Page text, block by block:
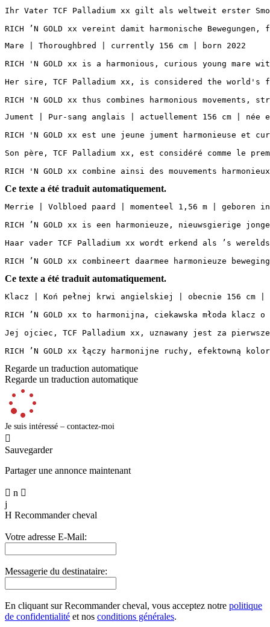
Ihr Vater TCF Palladium xx gilt als weltweit erster
RICH ’N GOLD xx vereint damit harmonische
Mare | Thoroughbred | currently 156 cm | born 2022
RICH 'N GOLD xx is a harmonious, curious young
Her sire, TCF Palladium xx, is considered the world's
RICH 'N GOLD xx thus combines harmonious
Jument | Pur-sang anglais | actuellement 156 cm | née
RICH 'N GOLD xx est une jeune jument harmonieuse
Son père, TCF Palladium xx, est considéré comme le
RICH 'N GOLD xx combine ainsi des mouvements
Ce texte a été traduit automatiquement.
Merrie | Volbloed paard | momenteel 1,56 m | geboren in
RICH ’N GOLD xx is een harmonieuze, nieuwsgierige
Haar vader TCF Palladium xx wordt erkend als ’s
RICH ’N GOLD xx combineert daarmee harmonieuze
Ce texte a été traduit automatiquement.
Klacz | Koń pełnej krwi angielskiej | obecnie 156 cm |
RICH ’N GOLD xx to harmonijna, ciekawska młoda
Jej ojciec, TCF Palladium xx, uznawany jest za
RICH ’N GOLD xx łączy harmonijne ruchy, efektowną
Regarde un traduction automatique
Regarde un traduction automatique
Je suis intéressé – contactez-moi

Sauvegarder
Partager une annonce maintenant
 n 
j
H Recommander cheval
Votre adresse E-Mail:
Messagerie du destinataire:
En cliquant sur Recommander cheval, vous acceptez notre politique
de confidentialité et nos conditions générales.